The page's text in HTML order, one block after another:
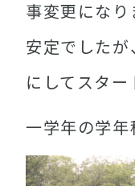
事変更にな
安定でした
にしてスター
一学年の学年